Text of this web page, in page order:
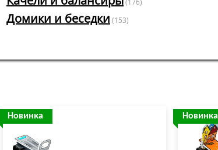
(176)
Домики и беседки (153)
Новинка Новинка